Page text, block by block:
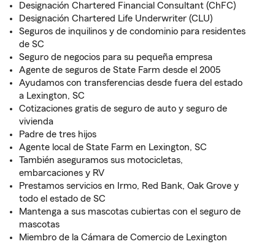
Designación Chartered Financial Consultant (ChFC)
Designación Chartered Life Underwriter (CLU)
Seguros de inquilinos y de condominio para residentes
de SC
Seguro de negocios para su pequeña empresa
Agente de seguros de State Farm desde el 2005
Ayudamos con transferencias desde fuera del estado
a Lexington, SC
Cotizaciones gratis de seguro de auto y seguro de
vivienda
Padre de tres hijos
Agente local de State Farm en Lexington, SC
También aseguramos sus motocicletas,
embarcaciones y RV
Prestamos servicios en Irmo, Red Bank, Oak Grove y
todo el estado de SC
Mantenga a sus mascotas cubiertas con el seguro de
mascotas
Miembro de la Cámara de Comercio de Lexington